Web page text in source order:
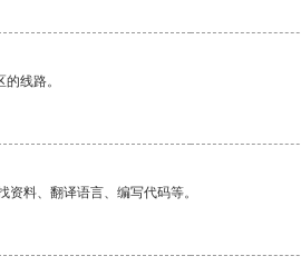
线路。
料、翻译语言、编写代码等。